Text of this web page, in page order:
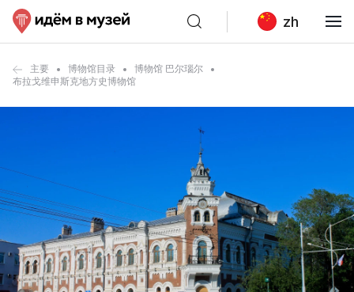
zh
主要 博物馆目录
博物馆 巴尔瑙尔
布拉戈维申斯克地方史博物馆